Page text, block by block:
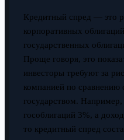
Кредитный спред — это
корпоративных
государственных
Проще говоря, это
инвесторы требуют за
компанией по сравнению
государством. Например,
гособлигаций 3%, а
то кредитный спред